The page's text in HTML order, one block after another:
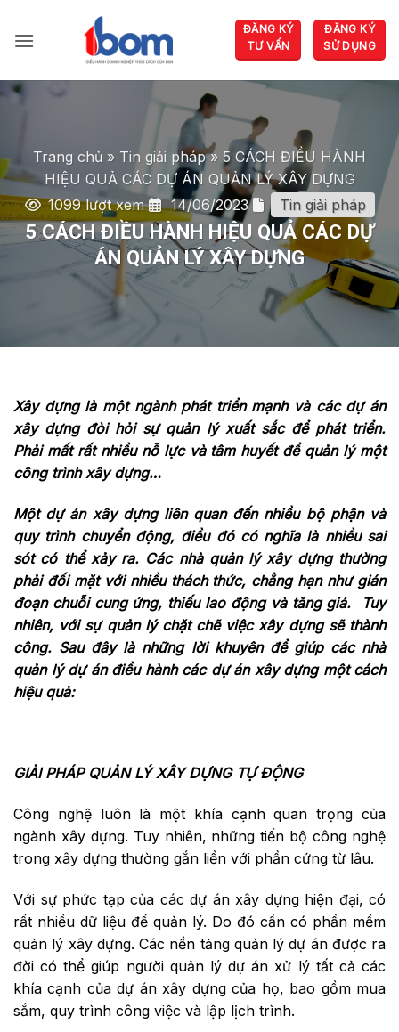
qua
dung
ĐĂNG KÝ
TƯ VẤN
ĐĂNG KÝ
SỬ DỤNG
Trang chủ » Tin giải pháp» 5 CÁCH ĐIỀU HÀNH
HIỆU QUẢ CÁC DỰ ÁN QUẢN LÝ XÂY DỰNG
1099 lượt xem
14/06/2023 Tin giải pháp
5 CÁCH ĐIỀU HÀNH HIỆU QUẢ CÁC DỰ
ÁN QUẢN LÝ XÂY DỰNG
Xây dựng là một ngành phát triển mạnh và các dự án
xây dựng đòi hỏi sự quản lý xuất sắc để phát triển.
Phải mất rất nhiều nỗ lực và tâm huyết để quản lý một
công trình xây dựng…
Một dự án xây dựng liên quan đến nhiều bộ phận và
quy trình chuyển động, điều đó có nghĩa là nhiều sai
sót có thể xảy ra. Các nhà quản lý xây dựng thường
phải đối mặt với nhiều thách thức, chẳng hạn như gián
đoạn chuỗi cung ứng, thiếu lao động và tăng giá. Tuy
nhiên, với sự quản lý chặt chẽ việc xây dựng sẽ thành
công. Sau đây là những lời khuyên để giúp các nhà
quản lý dự án điều hành các dự án xây dựng một cách
hiệu quả:
GIẢI PHÁP QUẢN LÝ XÂY DỰNG TỰ ĐỘNG
Công nghệ luôn là một khía cạnh quan trọng của
ngành xây dựng. Tuy nhiên, những tiến bộ công nghệ
trong xây dựng thường gắn liền với phần cứng từ lâu.
Với sự phức tạp của các dự án xây dựng hiện đại, có
rất nhiều dữ liệu để quản lý. Do đó cần có phần mềm
quản lý xây dựng. Các nền tảng quản lý dự án được ra
đời có thể giúp người quản lý dự án xử lý tất cả các
khía cạnh của dự án xây dựng của họ, bao gồm mua
sắm, quy trình công việc và lập lịch trình.